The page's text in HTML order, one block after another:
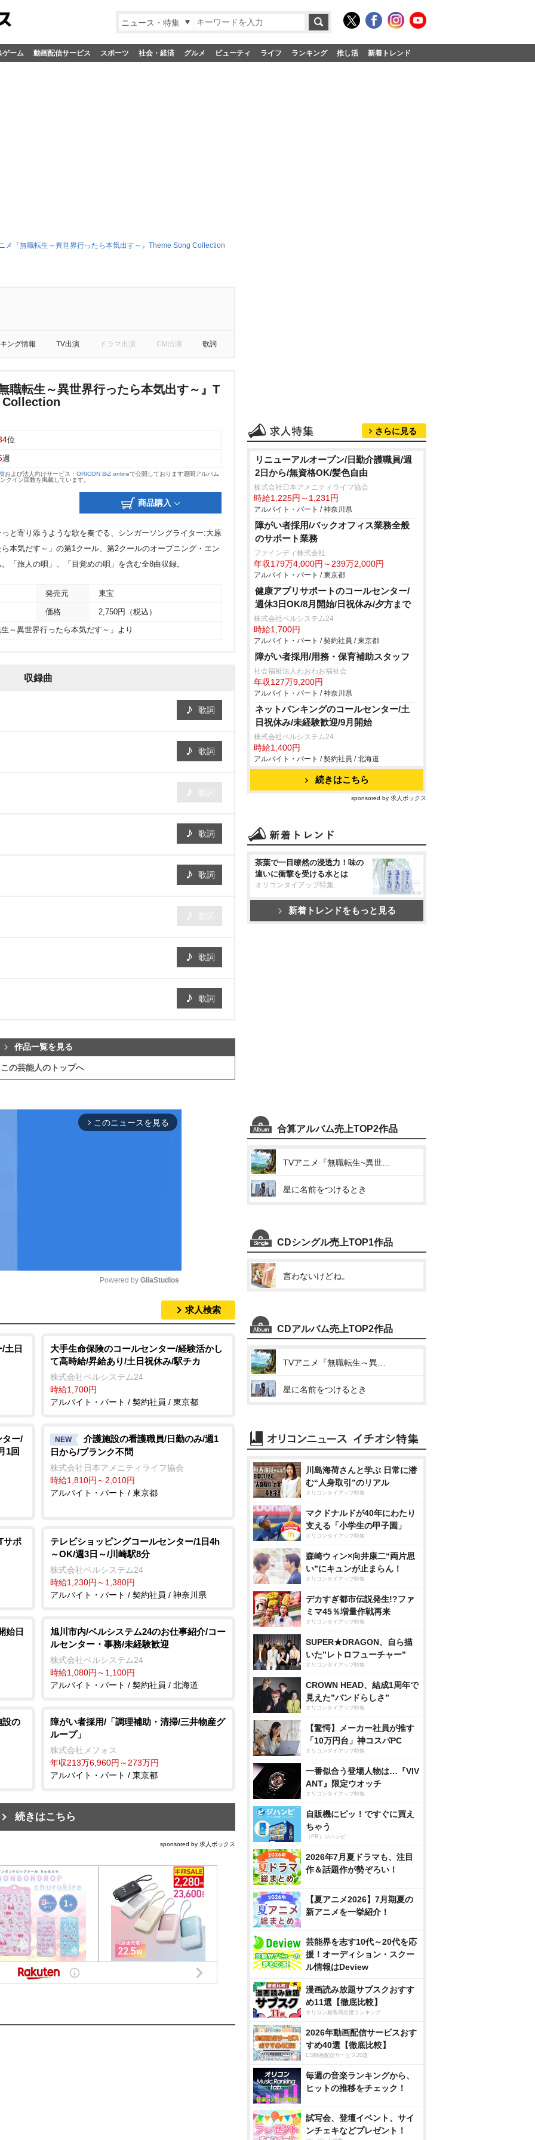
ニュース・特集
ゲーム 動画配信サービス スポーツ 社会・経済 グルメ ビューティ ライフ ランキング 推し活 新着トレンド
メ『無職転生～異世界行ったら本気出す～』Theme Song Collection
ング情報 TV出演 ドラマ出演 CM出演 歌詞
職転生～異世界行ったら本気出す～』T
Collection
位
週
および法人向けサービス・ ORICON BiZ onlineで公開しております週間アルバム
クイン回数を掲載しています。
商品購入
と寄り添うような歌を奏でる、シンガーソングライター:大原
本気だす～」の第1クール、第2クールのオープニング・エン
「旅人の唄」、「目覚めの唄」を含む全8曲収録。
発売元 東宝
価格 2,750円（税込）
～異世界行ったら本気だす～」より
収録曲
歌詞
歌詞
歌詞
歌詞
歌詞
歌詞
作品一覧を見る
この芸能人のトップへ
arrow_forward_ios このニュースを見る
t
e
Powered by GliaStudios
求人検索
土日
大手生命保険のコールセンター/経験活かし
て高時給/昇給あり/土日祝休み/駅チカ
株式会社ベルシステム24
時給1,700円
アルバイト・パート / 契約社員 / 東京都
ター/
1回
NEW
介護施設の看護職員/日勤のみ/週1
日から/ブランク不問
株式会社日本アメニティライフ協会
時給1,810円～2,010円
アルバイト・パート / 東京都
サポ
テレビショッピングコールセンター/1日4h
～OK/週3日～/川崎駅8分
株式会社ベルシステム24
時給1,230円～1,380円
アルバイト・パート / 契約社員 / 神奈川県
始日
旭川市内/ベルシステム24のお仕事紹介/コー
ルセンター・事務/未経験歓迎
株式会社ベルシステム24
時給1,080円～1,100円
アルバイト・パート / 契約社員 / 北海道
設の
障がい者採用/「調理補助・清掃/三井物産グ
ループ」
株式会社メフォス
年収213万6,960円～273万円
アルバイト・パート / 東京都
続きはこちら
sponsored by 求人ボックス
さらに見る
リニューアルオープン/日勤介護職員/週
2日から/無資格OK/髪色自由
株式会社日本アメニティライフ協会
時給1,225円～1,231円
アルバイト・パート / 神奈川県
障がい者採用/バックオフィス業務全般
のサポート業務
ファインディ株式会社
年収179万4,000円～239万2,000円
アルバイト・パート / 東京都
健康アプリサポートのコールセンター/
週休3日OK/8月開始/日祝休み/夕方まで
株式会社ベルシステム24
時給1,700円
アルバイト・パート / 契約社員 / 東京都
障がい者採用/用務・保育補助スタッフ
社会福祉法人わおわお福祉会
年収127万9,200円
アルバイト・パート / 神奈川県
ネットバンキングのコールセンター/土
日祝休み/未経験歓迎/9月開始
株式会社ベルシステム24
時給1,400円
アルバイト・パート / 契約社員 / 北海道
続きはこちら
sponsored by 求人ボックス
茶葉で一目瞭然の浸透力！味の
違いに衝撃を受ける水とは
オリコンタイアップ特集
新着トレンドをもっと見る
合算アルバム売上TOP2作品
星に名前をつけるとき
CDシングル売上TOP1作品
言わないけどね。
CDアルバム売上TOP2作品
星に名前をつけるとき
川島海荷さんと学ぶ 日常に潜
む“人身取引”のリアル
オリコンタイアップ特集
マクドナルドが40年にわたり
支える「小学生の甲子園」
オリコンタイアップ特集
森崎ウィン×向井康二“両片思
い”にキュンが止まらん！
オリコンタイアップ特集
デカすぎ都市伝説発生!?ファ
ミマ45％増量作戦再来
オリコンタイアップ特集
SUPER★DRAGON、自ら描
いた”レトロフューチャー”
オリコンタイアップ特集
CROWN HEAD、結成1周年で
見えた”バンドらしさ”
オリコンタイアップ特集
【驚愕】メーカー社員が推す
「10万円台」神コスパPC
オリコンタイアップ特集
一番似合う登場人物は…『VIV
ANT』限定ウオッチ
オリコンタイアップ特集
自販機にピッ！ですぐに買え
ちゃう
（PR）ジハンピ
2026年7月夏ドラマも、注目
作＆話題作が勢ぞろい！
【夏アニメ2026】7月期夏の
新アニメを一挙紹介！
芸能界を志す10代～20代を応
援！オーディション・スクー
ル情報はDeview
漫画読み放題サブスクおすす
め11選【徹底比較】
オリコン顧客満足度ランキング
2026年動画配信サービスおす
すめ40選【徹底比較】
CS動画配信サービス20選
毎週の音楽ランキングから、
ヒットの推移をチェック！
試写会、登壇イベント、サイ
ンチェキなどプレゼント！